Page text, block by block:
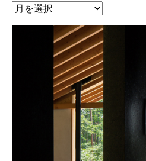
ア